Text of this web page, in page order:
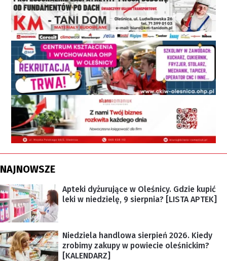
NAJNOWSZE
Apteki dyżurujące w Oleśnicy. Gdzie kupić
leki w niedzielę, 9 sierpnia? [LISTA APTEK]
Niedziela handlowa sierpień 2026. Kiedy
zrobimy zakupy w powiecie oleśnickim?
[KALENDARZ]